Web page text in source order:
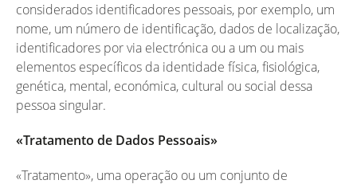
considerados identificadores pessoais, por exemplo, um
nome, um número de identificação, dados de localização,
identificadores por via electrónica ou a um ou mais
elementos específicos da identidade física, fisiológica,
genética, mental, económica, cultural ou social dessa
pessoa singular.
«Tratamento de Dados Pessoais»
«Tratamento», uma operação ou um conjunto de